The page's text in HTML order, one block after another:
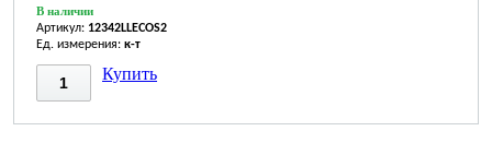
В наличии
Артикул: 12342LLECOS2
Ед. измерения: к-т
Купить